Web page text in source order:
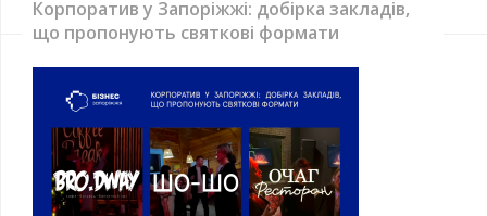
Корпоратив у Запоріжжі: добірка закладів,
що пропонують святкові формати